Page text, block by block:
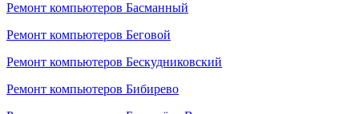
Ремонт компьютеров Басманный
Ремонт компьютеров Беговой
Ремонт компьютеров Бескудниковский
Ремонт компьютеров Бибирево